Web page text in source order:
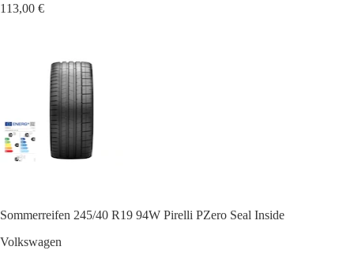
113,00 €
Sommerreifen 245/40 R19 94W Pirelli PZero Seal Inside
Volkswagen